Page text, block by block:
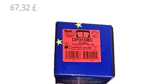
Preis
67,32 £